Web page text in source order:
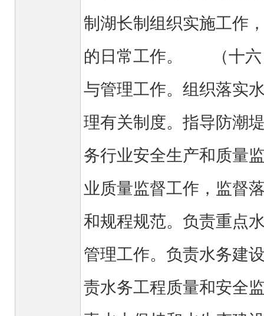
制湖长制组织实施工作
的日常工作。 （十六
与管理工作。组织落实
理有关制度。指导防潮
务行业安全生产和质量
业质量监督工作，监督
和规程规范。负责重点
管理工作。负责水务建
责水务工程质量和安